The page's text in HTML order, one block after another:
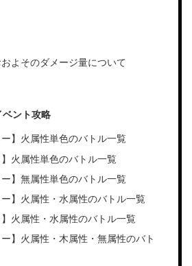
およそのダメージ量について
ベント攻略
ー】火属性単色のバトル一覧
】火属性単色のバトル一覧
ー】無属性単色のバトル一覧
ー】火属性・水属性のバトル一覧
】火属性・水属性のバトル一覧
ー】火属性・木属性・無属性のバト